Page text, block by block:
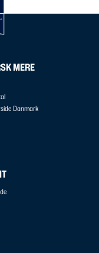
MERE
Danmark